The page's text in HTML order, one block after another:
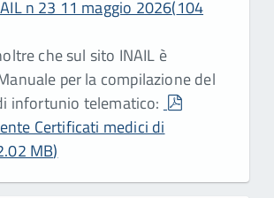
n 23 11 maggio 2026(104
che sul sito INAIL è
per la compilazione del
infortunio telematico:
Certificati medici di
MB)